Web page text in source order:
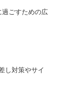
ごすための広
し対策やサイ